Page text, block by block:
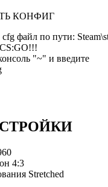
КОНФИГ
файл по пути:
"~" и введите
4:3
Stretched